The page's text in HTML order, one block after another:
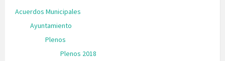
Acuerdos Municipales
Ayuntamiento
Plenos
Plenos 2018